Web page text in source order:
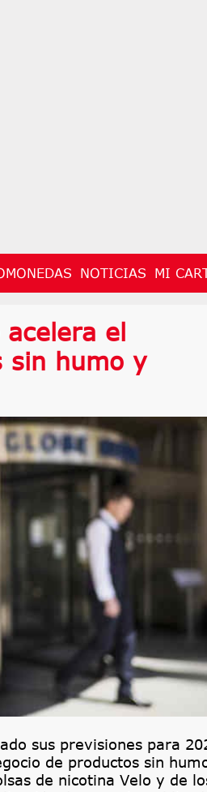
NOTICIAS MI
acelera el
sin humo y
sus previsiones para
de productos sin
de nicotina Velo y de